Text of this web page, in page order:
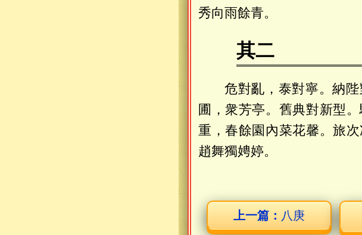
秀向雨餘青。
其二
危對亂，泰對寧。納
圃，衆芳亭。舊典對新型
重，春餘園內菜花馨。旅
趙舞獨娉婷。
上一篇： 八庚